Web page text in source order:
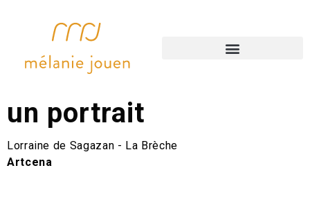
un portrait
Lorraine de Sagazan - La Brèche
Artcena